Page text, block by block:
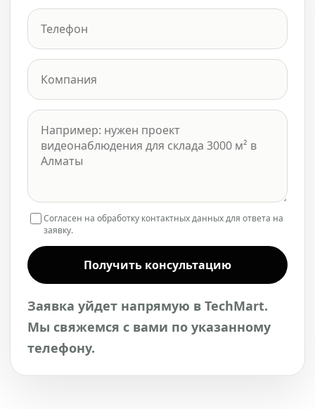
Согласен на обработку контактных данных для ответа на
заявку.
Получить консультацию
Заявка уйдет напрямую в TechMart.
Мы свяжемся с вами по указанному
телефону.